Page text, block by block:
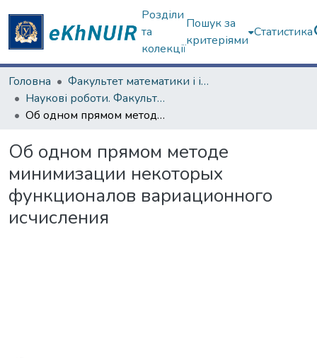
Розділи
та
колекції
Пошук за
критеріями
Статистика
Головна
Факультет математики і інформатики
Наукові роботи. Факультет математики і інформатики
Об одном прямом методе минимизации некоторых функционалов вариационного исчисления
Об одном прямом методе
минимизации некоторых
функционалов вариационного
исчисления